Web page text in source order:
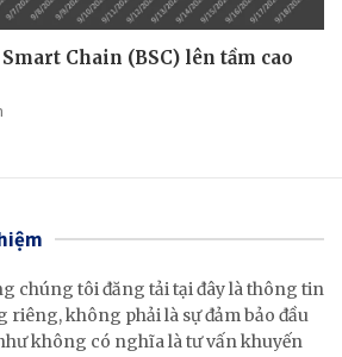
Chain (BSC) lên tầm cao
chúng tôi đăng tải tại đây là thông tin
riêng, không phải là sự đảm bảo đầu
không có nghĩa là tư vấn khuyến